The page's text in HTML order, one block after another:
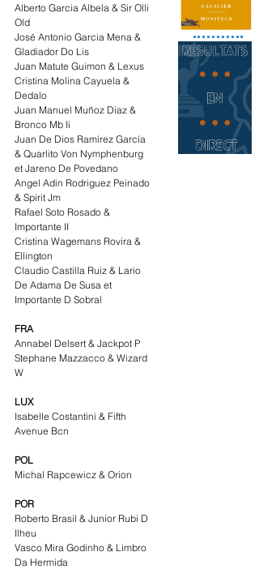
Alberto Garcia Albela & Sir Olli
Old
José Antonio Garcia Mena &
Gladiador Do Lis
Juan Matute Guimon & Lexus
Cristina Molina Cayuela &
Dedalo
Juan Manuel Muñoz Diaz &
Bronco Mb Ii
Juan De Dios Ramírez García
& Quarlito Von Nymphenburg
et Jareno De Povedano
Angel Adin Rodriguez Peinado
& Spirit Jm
Rafael Soto Rosado &
Importante II
Cristina Wagemans Rovira &
Ellington
Claudio Castilla Ruiz & Lario
De Adama De Susa et
Importante D Sobral
FRA
Annabel Delsert & Jackpot P
Stephane Mazzacco & Wizard
W
LUX
Isabelle Costantini & Fifth
Avenue Bcn
POL
Michal Rapcewicz & Orion
POR
Roberto Brasil & Junior Rubi D
Ilheu
Vasco Mira Godinho & Limbro
Da Hermida